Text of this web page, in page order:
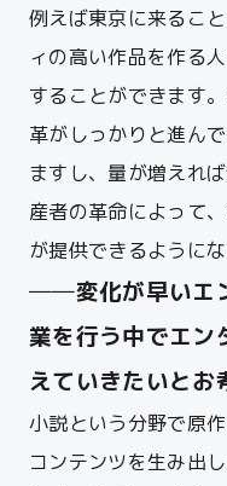
例えば東京に来るこ
ィの高い作品を作る
することができます
革がしっかりと進ん
ますし、量が増えれ
産者の革命によって
が提供できるように
──変化が早いエ
業を行う中でエン
えていきたいとお
小説という分野で原
コンテンツを生み出